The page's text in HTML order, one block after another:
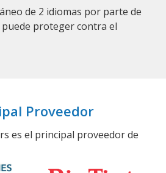
de 2 idiomas por parte de
proteger contra el
Proveedor
es el principal proveedor de